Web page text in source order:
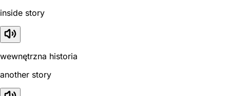
inside story
wewnętrzna historia
another story